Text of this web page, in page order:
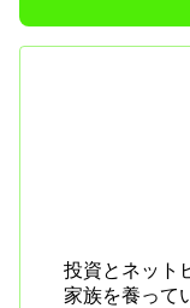
投資とネット
家族を養って